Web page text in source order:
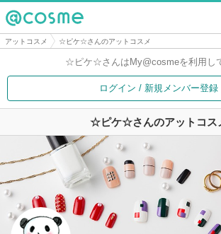
@cosme
アットコスメ ☆ピケ☆さんのアットコスメ
☆ピケ☆さんは My@cosmeを利用し
ログイン / 新規メンバー登録
☆ピケ☆さんのアットコス